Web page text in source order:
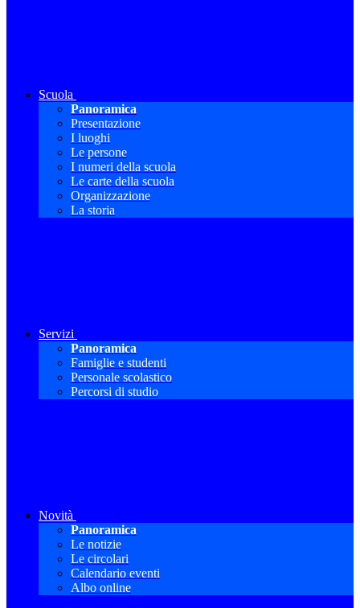
Scuola
Panoramica
Presentazione
I luoghi
Le persone
I numeri della scuola
Le carte della scuola
Organizzazione
La storia
Servizi
Panoramica
Famiglie e studenti
Personale scolastico
Percorsi di studio
Novità
Panoramica
Le notizie
Le circolari
Calendario eventi
Albo online